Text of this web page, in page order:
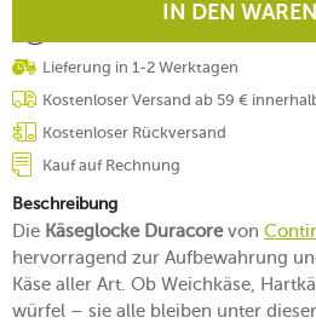
IN DEN
Lieferung in 1-2 Werktagen
Kostenloser Versand ab 59 €
Kostenloser Rückversand
Kauf auf Rechnung
Beschreibung
Die Käseglocke Duracorevon
hervorragend zur Aufbewahrung
Käse aller Art. Ob Weichkäse,
würfel – sie alle bleiben unter